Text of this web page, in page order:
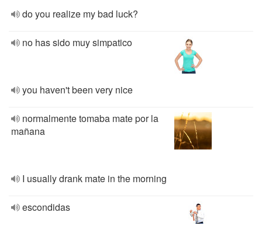
do you realize my bad luck?
no has sido muy simpatico
you haven't been very nice
normalmente tomaba mate por la
mañana
I usually drank mate in the morning
escondidas